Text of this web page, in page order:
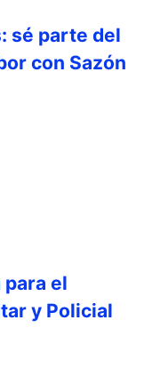
sé parte del
con Sazón
el
y Policial